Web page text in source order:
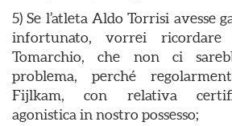
5) Se l’atleta Aldo Torrisi avesse
infortunato, vorrei
Tomarchio, che non ci
problema, perché
Fijlkam, con relativa
agonistica in nostro possesso;